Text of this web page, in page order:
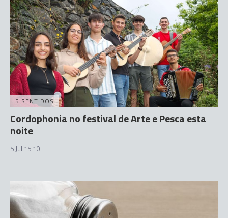
5 SENTIDOS
Cordophonia no festival de Arte e Pesca esta
noite
5 Jul 15:10